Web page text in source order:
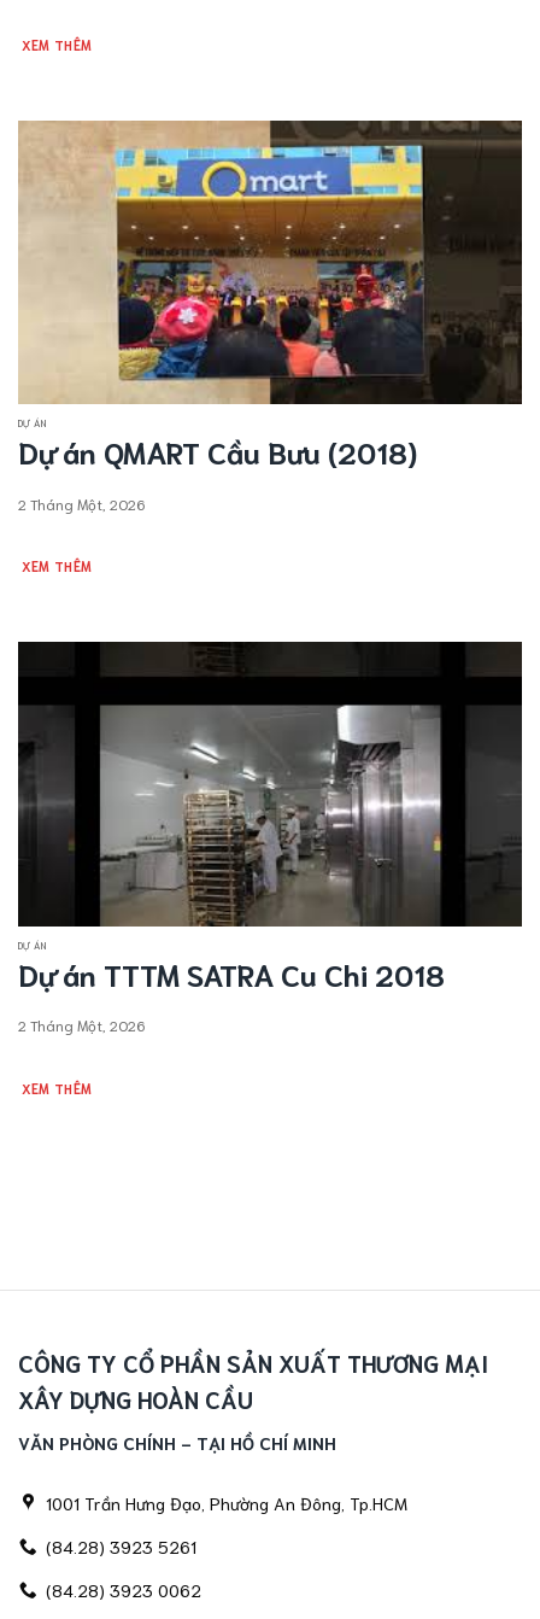
XEM THÊM
DỰ ÁN
Dự án QMART Cầu Bưu (2018)
2 Tháng Một, 2026
XEM THÊM
DỰ ÁN
Dự án TTTM SATRA Cu Chi 2018
2 Tháng Một, 2026
XEM THÊM
CÔNG TY CỔ PHẦN SẢN XUẤT THƯƠNG MẠI
XÂY DỰNG HOÀN CẦU
VĂN PHÒNG CHÍNH - TẠI HỒ CHÍ MINH
1001 Trần Hưng Đạo, Phường An Đông, Tp.HCM
(84.28) 3923 5261
(84.28) 3923 0062